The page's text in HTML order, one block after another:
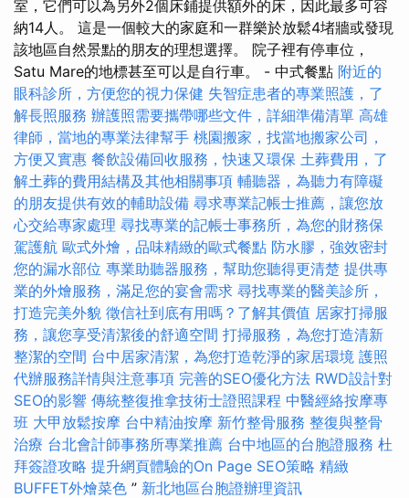
室，它們可以為另外2個床鋪提供額外的床，因此最多可容
納14人。 這是一個較大的家庭和一群樂於放鬆4堵牆或發現
該地區自然景點的朋友的理想選擇。 院子裡有停車位，
Satu Mare的地標甚至可以是自行車。 - 中式餐點 附近的
眼科診所，方便您的視力保健 失智症患者的專業照護，了
解長照服務 辦護照需要攜帶哪些文件，詳細準備清單 高雄
律師，當地的專業法律幫手 桃園搬家，找當地搬家公司，
方便又實惠 餐飲設備回收服務，快速又環保 土葬費用，了
解土葬的費用結構及其他相關事項 輔聽器，為聽力有障礙
的朋友提供有效的輔助設備 尋求專業記帳士推薦，讓您放
心交給專家處理 尋找專業的記帳士事務所，為您的財務保
駕護航 歐式外燴，品味精緻的歐式餐點 防水膠，強效密封
您的漏水部位 專業助聽器服務，幫助您聽得更清楚 提供專
業的外燴服務，滿足您的宴會需求 尋找專業的醫美診所，
打造完美外貌 徵信社到底有用嗎？了解其價值 居家打掃服
務，讓您享受清潔後的舒適空間 打掃服務，為您打造清新
整潔的空間 台中居家清潔，為您打造乾淨的家居環境 護照
代辦服務詳情與注意事項 完善的SEO優化方法 RWD設計對
SEO的影響 傳統整復推拿技術士證照課程 中醫經絡按摩專
班 大甲放鬆按摩 台中精油按摩 新竹整骨服務 整復與整骨
治療 台北會計師事務所專業推薦 台中地區的台胞證服務 杜
拜簽證攻略 提升網頁體驗的On Page SEO策略 精緻
BUFFET外燴菜色 ” 新北地區台胞證辦理資訊